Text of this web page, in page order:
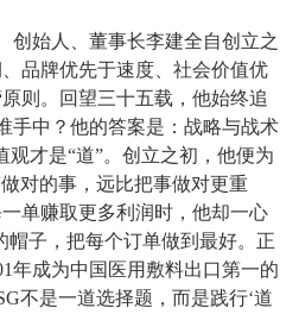
创始人、董事长李建全自创立之
品牌优先于速度、社会价值优
则。回望三十五载，他始终追
手中？他的答案是：战略与战术
观才是“道”。创立之初，他便为
对的事，远比把事做对更重
单赚取更多利润时，他却一心
帽子，把每个订单做到最好。正
年成为中国医用敷料出口第一的
不是一道选择题，而是践行‘道